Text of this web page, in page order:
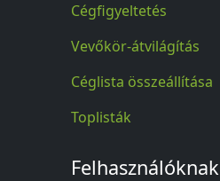
Cégfigyeltetés
Vevőkör-átvilágítás
Céglista összeállítása
Toplisták
Felhasználóknak